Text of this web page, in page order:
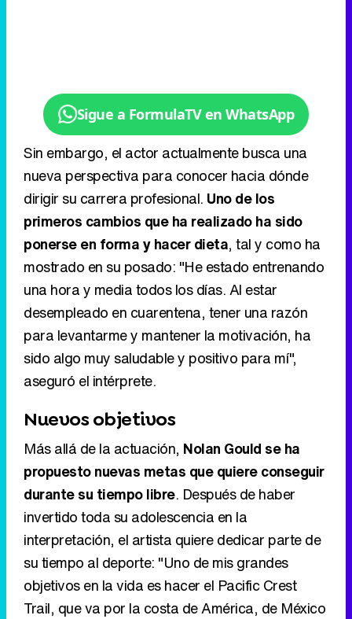
Sigue a FormulaTV en WhatsApp
Sin embargo, el actor actualmente busca una
nueva perspectiva para conocer hacia dónde
dirigir su carrera profesional. Uno de los
primeros cambios que ha realizado ha sido
ponerse en forma y hacer dieta, tal y como ha
mostrado en su posado: "He estado entrenando
una hora y media todos los días. Al estar
desempleado en cuarentena, tener una razón
para levantarme y mantener la motivación, ha
sido algo muy saludable y positivo para mí",
aseguró el intérprete.
Nuevos objetivos
Más allá de la actuación, Nolan Gould se ha
propuesto nuevas metas que quiere conseguir
durante su tiempo libre. Después de haber
invertido toda su adolescencia en la
interpretación, el artista quiere dedicar parte de
su tiempo al deporte: "Uno de mis grandes
objetivos en la vida es hacer el Pacific Crest
Trail, que va por la costa de América, de México